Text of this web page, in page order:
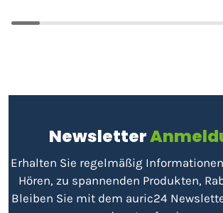
Newsletter
Erhalten Sie regelmäßig
Hören, zu spannenden Produkten,
Bleiben Sie mit dem auric24